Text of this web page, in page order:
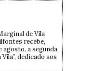
de Vila
recebe,
agosto, a segunda
dedicado aos